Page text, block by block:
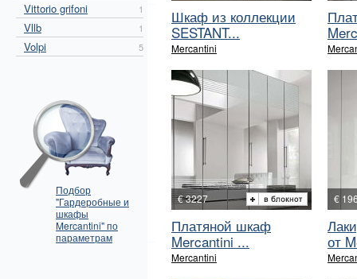
Vittorio grifoni 1
Vllb 1
Volpi 5
Подбор
"Гардеробные и
шкафы
Mercantini" по
параметрам
Шкаф из коллекции
SESTANT...
Mercantini
€ 3227
Платяной шкаф
Mercantini ...
Mercantini
€
от